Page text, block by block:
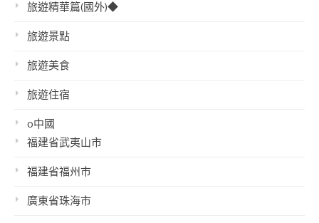
旅遊精華篇(國外)◆
旅遊景點
旅遊美食
旅遊住宿
o中國
福建省武夷山市
福建省福州市
廣東省珠海市